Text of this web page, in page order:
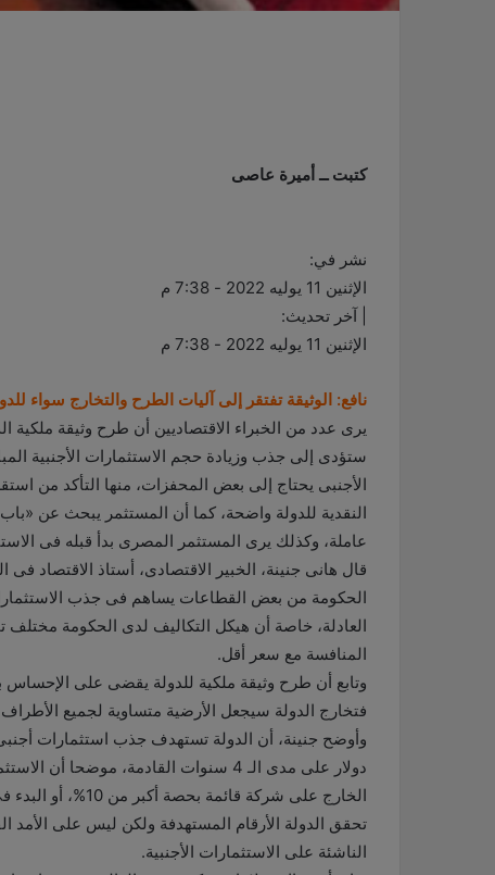
كتبت ــ أميرة عاصى
نشر في:
الإثنين 11 يوليه 2022 - 7:38 م
| آخر تحديث:
الإثنين 11 يوليه 2022 - 7:38 م
نافع: الوثيقة تفتقر إلى آليات الطرح والتخارج سواء
يرى عدد من الخبراء الاقتصاديين أن طرح وثيقة
ستؤدى إلى جذب وزيادة حجم الاستثمارات الأجنبية
الأجنبى يحتاج إلى بعض المحفزات، منها التأكد من
النقدية للدولة واضحة، كما أن المستثمر يبحث عن
عاملة، وكذلك يرى المستثمر المصرى بدأ قبله فى
قال هانى جنينة، الخبير الاقتصادى، أستاذ الاقتصاد فى
الحكومة من بعض القطاعات يساهم فى جذب
العادلة، خاصة أن هيكل التكاليف لدى الحكومة مختلف
المنافسة مع سعر أقل.
وتابع أن طرح وثيقة ملكية للدولة يقضى على
فتخارج الدولة سيجعل الأرضية متساوية لجميع
دولار على مدى الـ 4 سنوات القادمة،
الخارج على شركة
تحقق الدولة الأرقام المستهدفة ولكن ليس على الأمد
الناشئة على الاستثمارات الأجنبية.